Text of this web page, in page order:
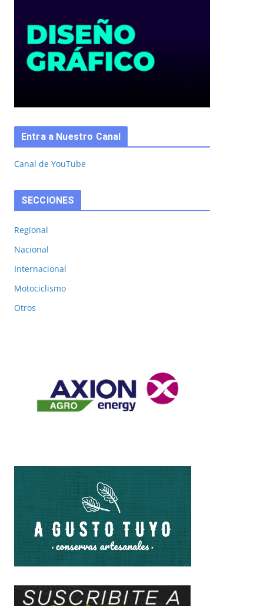
Entra a Nuestro Canal
Canal de YouTube
SECCIONES
Regional
Nacional
Internacional
Motociclismo
Otros